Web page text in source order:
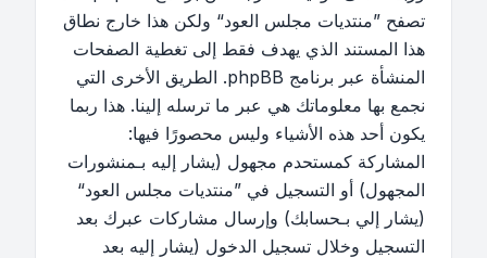
تصفح ”منتديات مجلس العود“ ولكن هذا خارج نطاق
هذا المستند الذي يهدف فقط إلى تغطية الصفحات
المنشأة عبر برنامج phpBB. الطريق الأخرى التي
نجمع بها معلوماتك هي عبر ما ترسله إلينا. هذا ربما
يكون أحد هذه الأشياء وليس محصورًا فيها:
المشاركة كمستحدم مجهول (يشار إليه بـمنشورات
المجهول) أو التسجيل في ”منتديات مجلس العود“
(يشار إلي بـحسابك) وإرسال مشاركات عبرك بعد
التسجيل وخلال تسجيل الدخول (يشار إليه بعد